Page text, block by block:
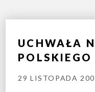
UCHWAŁA
29 LISTOPADA